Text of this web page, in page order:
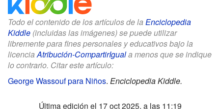
Todo el contenido de los artículos de la Enciclopedia
Kiddle (incluidas las imágenes) se puede utilizar
libremente para fines personales y educativos bajo la
licenciaAtribución-CompartirIguala menos que se indique
lo contrario. Citar este artículo:
George Wassouf para Niños. Enciclopedia Kiddle.
Última edición el 17 oct 2025, a las 11:19